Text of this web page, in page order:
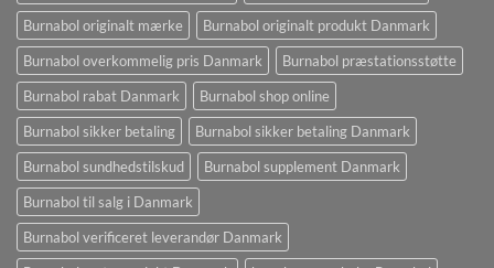
Burnabol originalt mærke
Burnabol originalt produkt Danmark
Burnabol overkommelig pris Danmark
Burnabol præstationsstøtte
Burnabol rabat Danmark
Burnabol shop online
Burnabol sikker betaling
Burnabol sikker betaling Danmark
Burnabol sundhedstilskud
Burnabol supplement Danmark
Burnabol til salg i Danmark
Burnabol verificeret leverandør Danmark